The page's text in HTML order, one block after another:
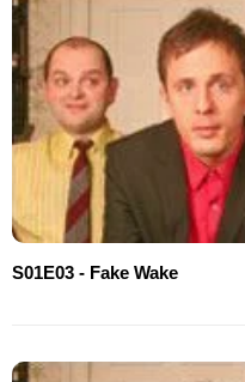
S01E03 - Fake Wake